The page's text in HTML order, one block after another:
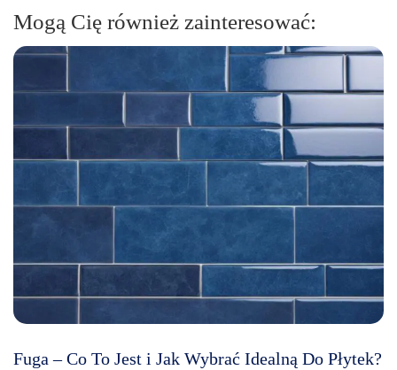
Mogą Cię również zainteresować:
Fuga – Co To Jest i Jak Wybrać Idealną Do Płytek?